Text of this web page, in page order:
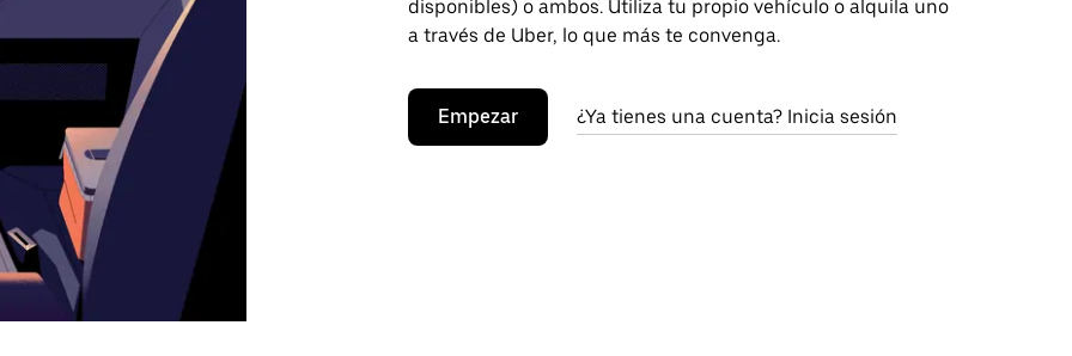
disponibles) o ambos. Utiliza tu propio vehículo o alquila uno
a través de Uber, lo que más te convenga.
Empezar ¿Ya tienes una cuenta? Inicia sesión